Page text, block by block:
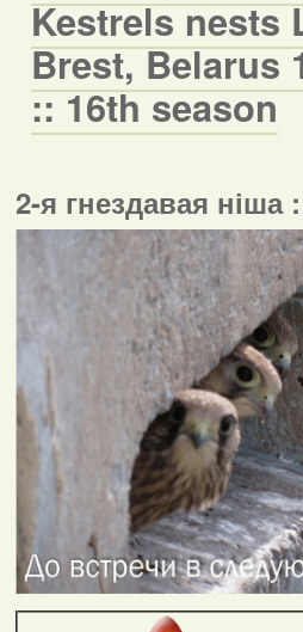
Kestrels nests
Brest, Belarus
:: 16th season
2-я гнездавая ніша